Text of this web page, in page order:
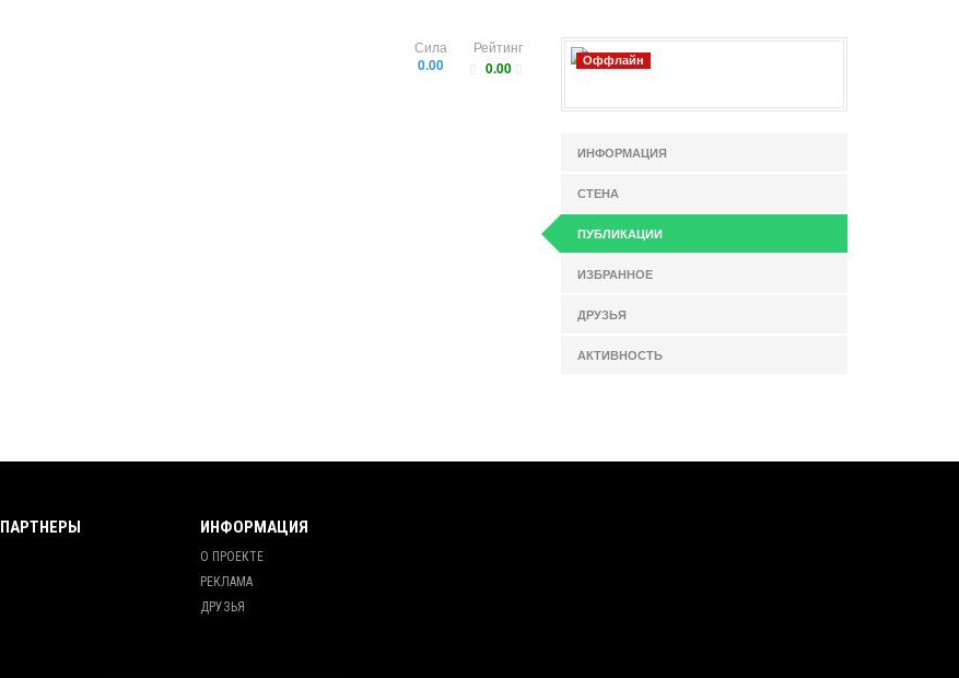
Рейтинг
0.00
Сила
0.00
Оффлайн
ИНФОРМАЦИЯ
СТЕНА
ПУБЛИКАЦИИ
ИЗБРАННОЕ
ДРУЗЬЯ
АКТИВНОСТЬ
ПАРТНЕРЫ ИНФОРМАЦИЯ
О ПРОЕКТЕ
РЕКЛАМА
ДРУЗЬЯ